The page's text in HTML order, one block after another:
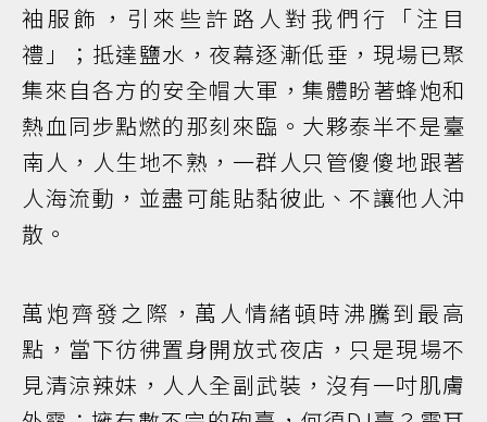
袖服飾，引來些許路人對我們行「注目
禮」；抵達鹽水，夜幕逐漸低垂，現場已聚
集來自各方的安全帽大軍，集體盼著蜂炮和
熱血同步點燃的那刻來臨。大夥泰半不是臺
南人，人生地不熟，一群人只管傻傻地跟著
人海流動，並盡可能貼黏彼此、不讓他人沖
散。
萬炮齊發之際，萬人情緒頓時沸騰到最高
點，當下彷彿置身開放式夜店，只是現場不
見清涼辣妹，人人全副武裝，沒有一吋肌膚